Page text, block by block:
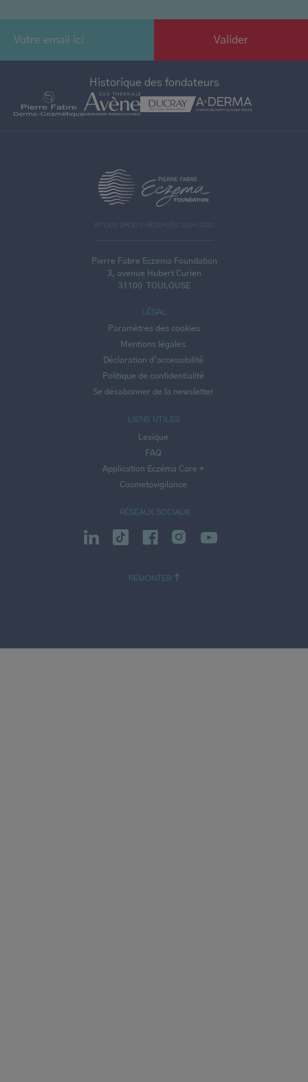
Historique des fondateurs
©TOUS DROITS RÉSERVÉS 2004-2020
Pierre Fabre Eczema Foundation
3, avenue Hubert Curien
31100 TOULOUSE
LIENS UTILES
Lexique
FAQ
Application Eczéma Care +
Cosmetovigilance
LÉGAL
Paramètres des cookies
Mentions légales
Déclaration d’accessibilité
Politique de confidentialité
Se désabonner de la newsletter
RÉSEAUX SOCIAUX
REMONTER